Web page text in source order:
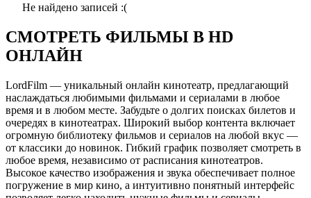
Не найдено записей :(
СМОТРЕТЬ ФИЛЬМЫ В HD
ОНЛАЙН
LordFilm — уникальный онлайн кинотеатр, предлагающий
наслаждаться любимыми фильмами и сериалами в любое
время и в любом месте. Забудьте о долгих поисках билетов и
очередях в кинотеатрах. Широкий выбор контента включает
огромную библиотеку фильмов и сериалов на любой вкус —
от классики до новинок. Гибкий график позволяет смотреть в
любое время, независимо от расписания кинотеатров.
Высокое качество изображения и звука обеспечивает полное
погружение в мир кино, а интуитивно понятный интерфейс